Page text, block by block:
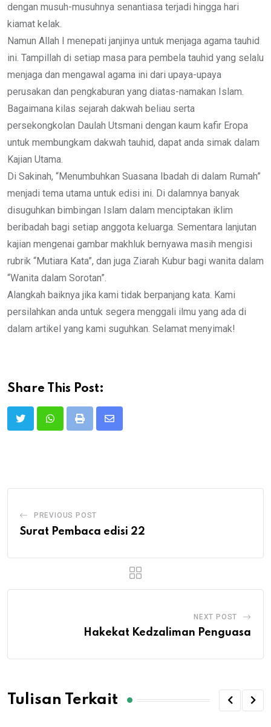
dengan musuh-musuhnya senantiasa terjadi hingga hari
kiamat kelak.
Namun Allah I menepati janjinya untuk menjaga agama tauhid
ini. Tampillah di setiap masa para pembela tauhid yang selalu
menjaga dan mengawal agama ini dari upaya-upaya
perusakan dan pengkaburan yang diatas-namakan Islam.
Bagaimana kilas sejarah dakwah beliau serta
persekongkolan Daulah Utsmani dengan kaum kafir Eropa
untuk membungkam dakwah tauhid, dapat anda simak dalam
Kajian Utama.
Di Sakinah, “Menumbuhkan Suasana Ibadah di dalam Rumah”
menjadi tema utama untuk edisi ini. Di dalamnya banyak
disuguhkan bimbingan Islam dalam menciptakan iklim
beribadah bagi setiap anggota keluarga. Sementara lanjutan
kajian mengenai gambar makhluk bernyawa masih mengisi
rubrik “Mutiara Kata”, dan juga Ziarah Kubur bagi wanita dalam
“Wanita dalam Sorotan”.
Alangkah baiknya jika kami tidak berpanjang kata. Kami
persilahkan anda untuk segera menggali ilmu yang ada di
dalam artikel yang kami suguhkan. Selamat menyimak!
Share This Post:
Print
Share
PREVIOUS POST
Surat Pembaca edisi 22
NEXT POST
Hakekat Kedzaliman Penguasa
Tulisan Terkait